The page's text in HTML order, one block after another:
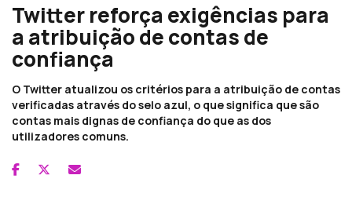
Twitter reforça exigências para
a atribuição de contas de
confiança
O Twitter atualizou os critérios para a atribuição de contas
verificadas através do selo azul, o que significa que são
contas mais dignas de confiança do que as dos
utilizadores comuns.